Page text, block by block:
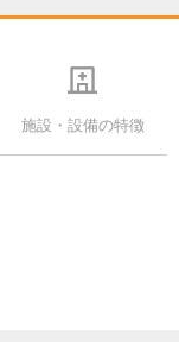
施設・設備の特徴